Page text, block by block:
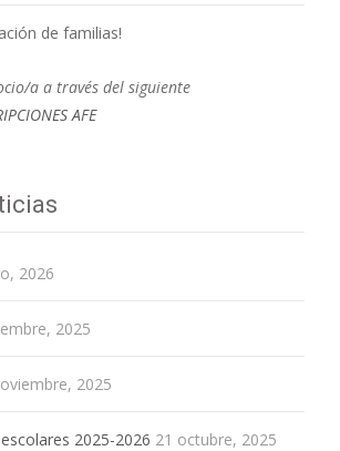
de familias!
a a través del siguiente
AFE
2026
2025
2025
2025-2026 21 octubre, 2025